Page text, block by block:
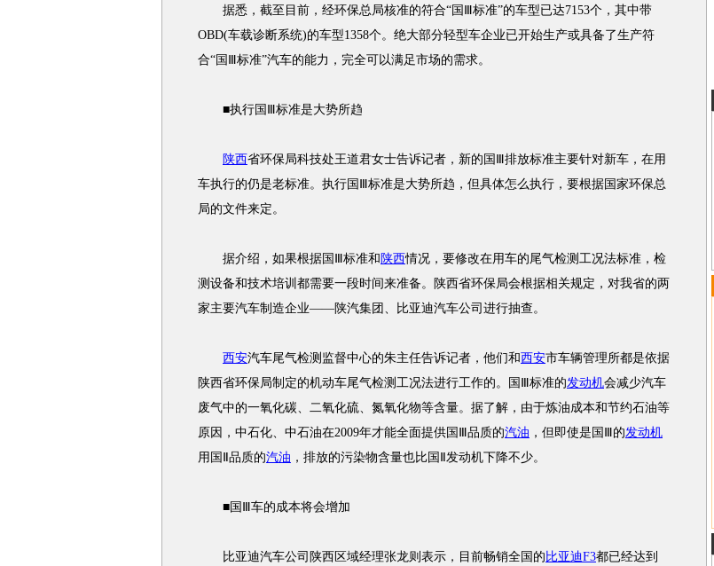
据悉，截至目前，经环保总局核准的符合“国Ⅲ标准”的车型已达7153个，其中带
OBD(车载诊断系统)的车型1358个。绝大部分轻型车企业已开始生产或具备了生产符
合“国Ⅲ标准”汽车的能力，完全可以满足市场的需求。
■执行国Ⅲ标准是大势所趋
陕西省环保局科技处王道君女士告诉记者，新的国Ⅲ排放标准主要针对新车，在用
车执行的仍是老标准。执行国Ⅲ标准是大势所趋，但具体怎么执行，要根据国家环保总
局的文件来定。
据介绍，如果根据国Ⅲ标准和 陕西情况，要修改在用车的尾气检测工况法标准，检
测设备和技术培训都需要一段时间来准备。陕西省环保局会根据相关规定，对我省的两
家主要汽车制造企业——陕汽集团、比亚迪汽车公司进行抽查。
西安汽车尾气检测监督中心的朱主任告诉记者，他们和西安市车辆管理所都是依据
陕西省环保局制定的机动车尾气检测工况法进行工作的。国Ⅲ标准的发动机会减少汽车
废气中的一氧化碳、二氧化硫、氮氧化物等含量。据了解，由于炼油成本和节约石油等
原因，中石化、中石油在2009年才能全面提供国Ⅲ品质的汽油 ，但即使是国Ⅲ的发动机
用国Ⅱ品质的汽油 ，排放的污染物含量也比国Ⅱ发动机下降不少。
■国Ⅲ车的成本将会增加
比亚迪汽车公司陕西区域经理张龙则表示，目前畅销全国的 比亚迪F3都已经达到